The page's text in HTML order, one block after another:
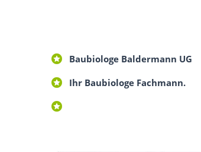
Baubiologe Baldermann UG
Ihr Baubiologe Fachmann.